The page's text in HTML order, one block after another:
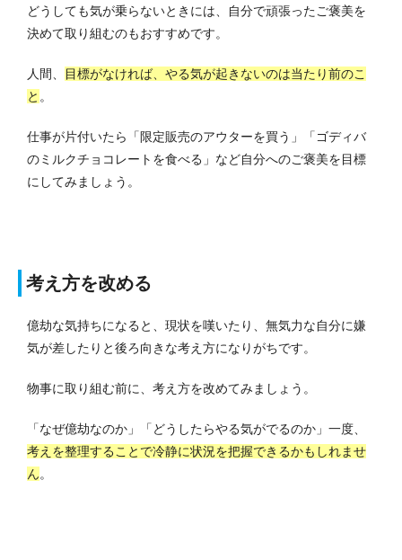
どうしても気が乗らないときには、自分で頑張ったご褒美を
決めて取り組むのもおすすめです。
人間、
目標がなければ、やる気が起きないのは当たり前のこ
と 。
仕事が片付いたら「限定販売のアウターを買う」「ゴディバ
のミルクチョコレートを食べる」など自分へのご褒美を目標
にしてみましょう。
考え方を改める
億劫な気持ちになると、現状を嘆いたり、無気力な自分に嫌
気が差したりと後ろ向きな考え方になりがちです。
物事に取り組む前に、考え方を改めてみましょう。
「なぜ億劫なのか」「どうしたらやる気がでるのか」一度、
考えを整理することで冷静に状況を把握できるかもしれませ
ん。